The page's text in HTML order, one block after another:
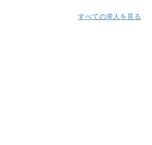
すべての求人を見る